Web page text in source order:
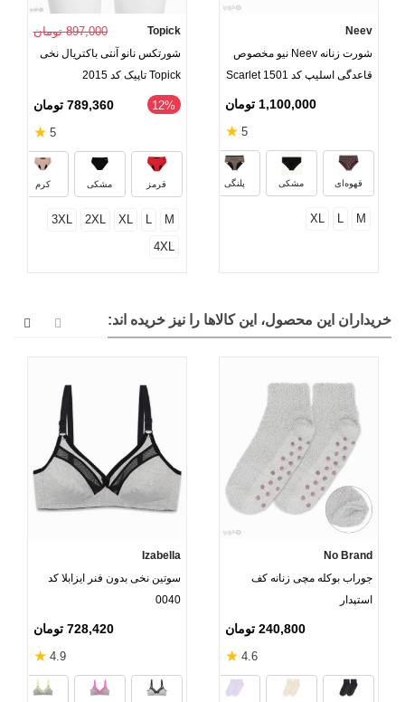
Neev
شورت زنانه Neev نیو مخصوص
قاعدگی اسلیپ کد Scarlet 1501
1,100,000 تومان
5
★
قهوه‌ای مشکی پلنگی
آبی ملانژ
M
L
XL
Topick 897,000 تومان
شورتکس نانو آنتی باکتریال نخی
Topick تاپیک کد 2015
‎12% 789,360 تومان
5
★
قرمز مشکی کرم
M
L
XL
2XL
3XL
4XL
خریداران این محصول، این کالاها را نیز خریده اند:
No Brand
جوراب بوکله مچی زنانه کف
استپدار
240,800 تومان
4.6
★
صورتی روشن خاکستری
Izabella
سوتین نخی بدون فنر ایزابلا کد
0040
728,420 تومان
4.9
★